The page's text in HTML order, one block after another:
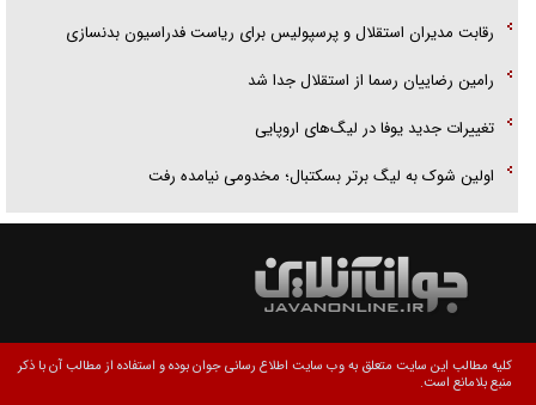
رقابت مدیران استقلال و پرسپولیس برای ریاست فدراسیون بدنسازی
رامین رضاییان رسما از استقلال جدا شد
تغییرات جدید یوفا در لیگ‌های اروپایی
اولین شوک به لیگ برتر بسکتبال؛ مخدومی نیامده رفت
کلیه مطالب این سایت متعلق به وب سایت اطلاع رسانی جوان بوده و استفاده از مطالب آن با ذکر
منبع بلامانع است.